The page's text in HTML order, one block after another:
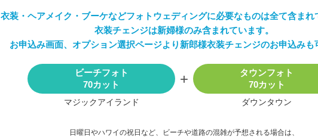
衣装・ヘアメイク・ブーケなどフォトウェディングに必要なものは全て含まれ
衣装チェンジは新婦様のみ含まれています。
お申込み画面、オプション選択ページより新郎様衣装チェンジのお申込みも
ビーチフォト
70カット
マジックアイランド
タウンフォト
70カット
ダウンタウン
日曜日やハワイの祝日など、ビーチや道路の混雑が予想される場合は、